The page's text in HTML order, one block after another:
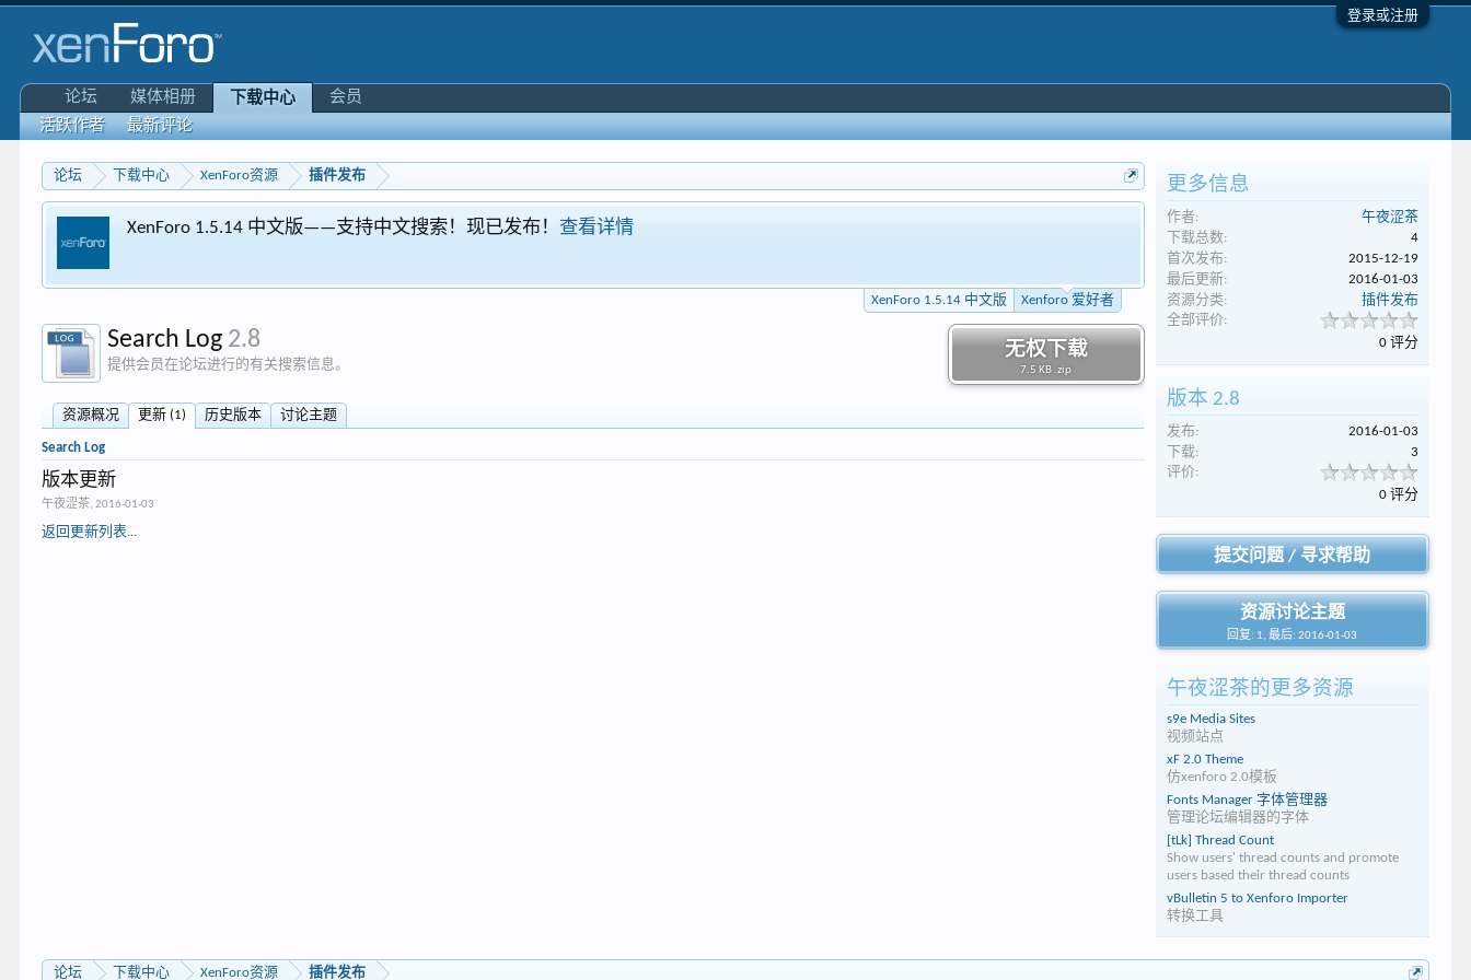
登录或注册
论坛 下载中心 XenForo资源 插件发布
Xenforo 爱好者讨论群：215909318
XenForo 1.5.14 中文版 Xenforo 爱好者
无权下载
7.5 KB .zip
Search Log 2.8
提供会员在论坛进行的有关搜索信息。
资源概况 更新 (1) 历史版本 讨论主题
Search Log
版本更新
午夜涩茶,2016-01-03
返回更新列表...
更多信息
作者:
午夜涩茶
下载总数:
4
首次发布:
2015-12-19
最后更新:
2016-01-03
资源分类:
插件发布
全部评价:
0 评分
版本 2.8
发布:
2016-01-03
下载:
3
评价:
0 评分
提交问题 / 寻求帮助
资源讨论主题
回复: 1, 最后: 2016-01-03
午夜涩茶的更多资源
s9e Media Sites
视频站点
xF 2.0 Theme
仿xenforo 2.0模板
Fonts Manager 字体管理器
管理论坛编辑器的字体
[tLk] Thread Count
Show users' thread counts and promote
users based their thread counts
vBulletin 5 to Xenforo Importer
转换工具
论坛 下载中心 XenForo资源 插件发布
论坛 媒体相册
下载中心
活跃作者
最新评论
会员